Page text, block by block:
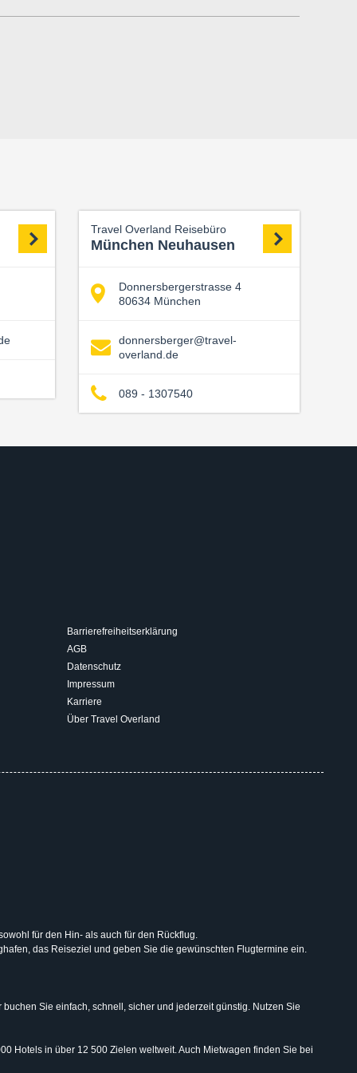
Travel Overland Reisebüro
München Neuhausen
Donnersbergerstrasse 4
80634 München
donnersberger@travel-
overland.de
089 - 1307540
Barrierefreiheitserklärung
AGB
Datenschutz
Impressum
Karriere
Über Travel Overland
für den Hin- als auch für den Rückflug.
das Reiseziel und geben Sie die gewünschten Flugtermine ein.
Sie einfach, schnell, sicher und jederzeit günstig. Nutzen Sie
Hotels in über 12 500 Zielen weltweit. Auch Mietwagen finden Sie bei